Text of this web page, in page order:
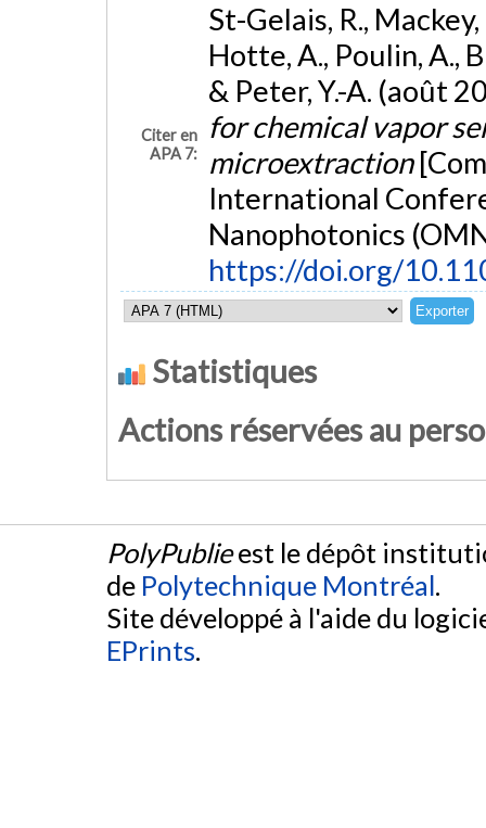
Citer en
APA 7:
St-Gelais, R.,
Hotte, A., Poulin, A.,
& Peter, Y.-A. (août
for chemical vapor
microextraction
International
Nanophotonics
https://doi.org/
Statistiques
Actions réservées au
PolyPublieest le dépôt
de Polytechnique Montréal.
Site développé à l'aide du
EPrints.